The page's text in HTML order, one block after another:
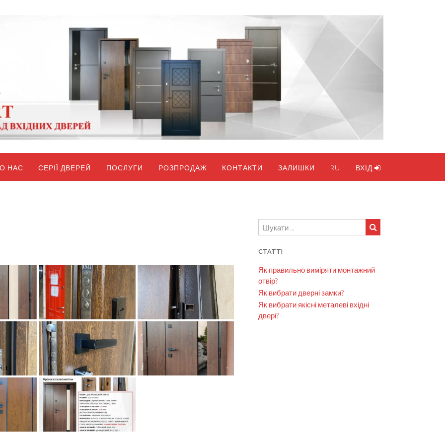
НАС СЕРІЇ ДВЕРЕЙ ПОСЛУГИ РОЗПРОДАЖ КОНТАКТИ ЗАЛИШКИ RU ВХІД
СТАТТІ
Як правильно виміряти монтажний
отвір?
Як вибрати дверні замки?
Як вибрати якісні металеві вхідні
двері?